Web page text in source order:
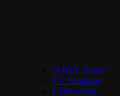
O RTV Sunce
TV Program
Uživo radio